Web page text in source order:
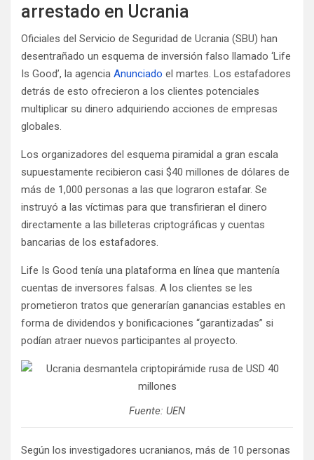
arrestado en Ucrania
Oficiales del Servicio de Seguridad de Ucrania (SBU) han
desentrañado un esquema de inversión falso llamado ‘Life
Is Good’, la agencia Anunciado el martes. Los estafadores
detrás de esto ofrecieron a los clientes potenciales
multiplicar su dinero adquiriendo acciones de empresas
globales.
Los organizadores del esquema piramidal a gran escala
supuestamente recibieron casi $40 millones de dólares de
más de 1,000 personas a las que lograron estafar. Se
instruyó a las víctimas para que transfirieran el dinero
directamente a las billeteras criptográficas y cuentas
bancarias de los estafadores.
Life Is Good tenía una plataforma en línea que mantenía
cuentas de inversores falsas. A los clientes se les
prometieron tratos que generarían ganancias estables en
forma de dividendos y bonificaciones “garantizadas” si
podían atraer nuevos participantes al proyecto.
Fuente: UEN
Según los investigadores ucranianos, más de 10 personas